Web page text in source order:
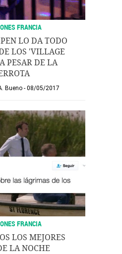
FRANCIA
LO DA TODO
LOS 'VILLAGE
PESAR DE LA
Bueno 08/05/2017
FRANCIA
LOS MEJORES
LA NOCHE